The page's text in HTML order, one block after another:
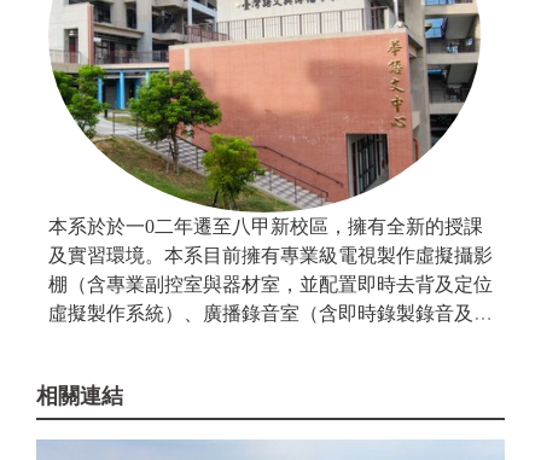
本系於於一0二年遷至八甲新校區，擁有全新的授課
及實習環境。本系目前擁有專業級電視製作虛擬攝影
棚（含專業副控室與器材室，並配置即時去背及定位
虛擬製作系統）、廣播錄音室（含即時錄製錄音及聲
相關連結